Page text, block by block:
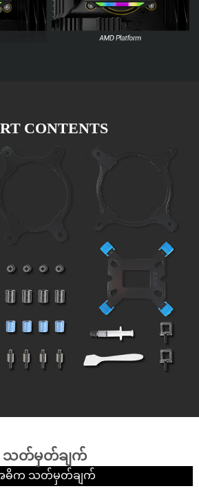
CONTENTS
သတ်မှတ်ချက်
ဓိက သတ်မှတ်ချက်